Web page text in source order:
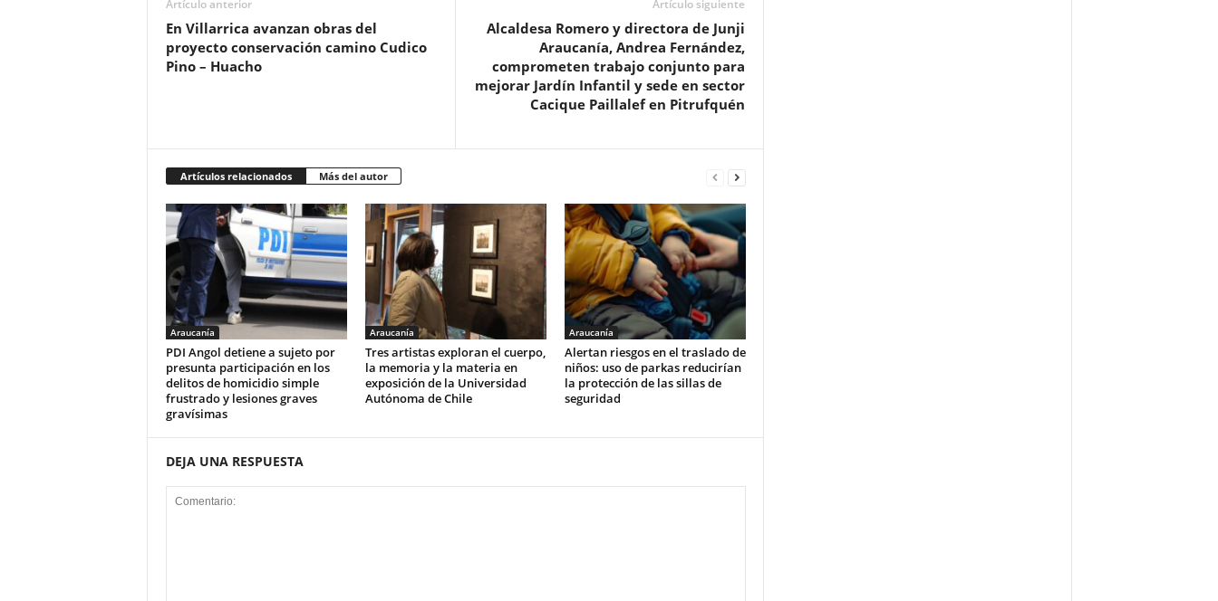
Artículo anterior
En Villarrica avanzan obras del
proyecto conservación camino Cudico
Pino – Huacho
Artículo siguiente
Alcaldesa Romero y directora de Junji
Araucanía, Andrea Fernández,
comprometen trabajo conjunto para
mejorar Jardín Infantil y sede en sector
Cacique Paillalef en Pitrufquén
Artículos relacionados Más del autor
Araucanía
PDI Angol detiene a sujeto por
presunta participación en los
delitos de homicidio simple
frustrado y lesiones graves
gravísimas
Araucanía
Tres artistas exploran el cuerpo,
la memoria y la materia en
exposición de la Universidad
Autónoma de Chile
Araucanía
Alertan riesgos en el traslado de
niños: uso de parkas reducirían
la protección de las sillas de
seguridad
DEJA UNA RESPUESTA